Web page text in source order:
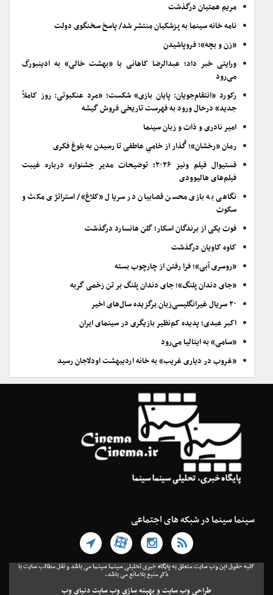
مریم همتیان درگذشت
نامه خانه سینما به پزشکیان منتشر شد/ پاسخ سخنگوی دولت
«زن و بچه»؛ فروپاشیدن
ورایتی خبر داد؛ عبدالرضا کاهانی با «بهشت خالی» به ادینبورگ
می‌رود
رکورد «انتقام‌جویان: پایان بازی» شکست؛ «مرد عنکبوتی: روز کاملاً
جدید» درحال ورود به فهرست تاریخی فروش گیشه
امیر نادری و ذات و زبان سینما
رمان «رخشان»؛ گُذار از خامیِ عاطفی تا رسیدن به بلوغ فکری
فستیوال فیلم ونیز ۲۰۲۶؛ توضیحات مدیر جشنواره درباره غیبت
فیلم‌های هالیوودی
نگاهی به بازی محسن قصابیان در سریال «کلاغ»/ استراتژی مکث و
سکوت
فوت یکی از برندگان اسکار؛ گلن هانسارد درگذشت
کاوه کاویان درگذشت
«روسری آبی»؛ فرا رفتن از چارچوب بسته
«جای دندان پلنگ»؛ جای دندان پلنگ بر تن زخمی گربه
۲۰ سریال غیرانگلیسی‌زبان برگزیده سال‌های اخیر
اکبر عبدی؛ پدیده کم‌نظیر بازیگری در سینمای ایران
«سامی» به ایتالیا می‌رود
«غروب در دیاری غریب» به خانه اردیبهشت اودلاجان رسید
سینما سینما در شبکه های اجتماعی
کلیه حقوق این وب سایت متعلق به پایگاه خبری تحلیلی سینما سینما می باشد و نقل مطالب سایت با
ذکر منبع بلامانع می باشد.
طراحی وب سایت و بهینه سازی وب سایتدنیای وب